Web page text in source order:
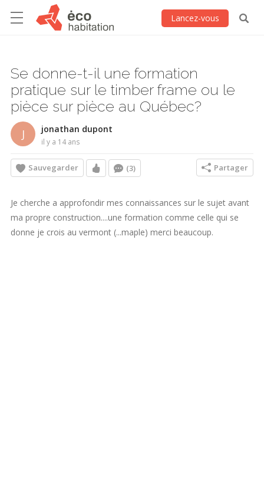
Lancez-vous
Se donne-t-il une formation
pratique sur le timber frame ou le
pièce sur pièce au Québec?
J jonathan dupont
il y a 14 ans
Sauvegarder (3) Partager
Je cherche a approfondir mes connaissances sur le sujet avant
ma propre construction....une formation comme celle qui se
donne je crois au vermont (...maple) merci beaucoup.